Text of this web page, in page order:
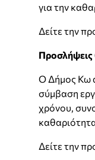
για την
Δείτε την
O Δήμος Κω
σύμβαση
χρόνου,
Δείτε την